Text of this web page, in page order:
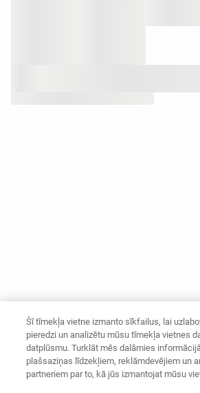
Šī tīmekļa vietne izmanto sīkfailus, lai
pieredzi un analizētu mūsu tīmekļa vietnes
datplūsmu. Turklāt mēs dalāmies
plašsaziņas līdzekļiem, reklāmdevējiem un
partneriem par to, kā jūs izmantojat mūsu